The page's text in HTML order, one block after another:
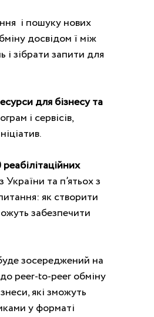
і пошуку нових
досвідом ї між
і зібрати запити для
для бізнесу та
і сервісів,
реабілітаційних
та п’ятьох з
як створити
забезпечити
зосереджений на
до peer-to-peer обміну
які зможуть
у форматі